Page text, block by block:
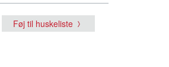
Føj til huskeliste